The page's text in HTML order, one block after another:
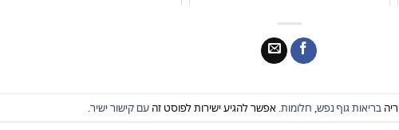
בריאות גוף נפש, חלומות. אפשר להגיע ישירות לפוסט זה עם קישור ישיר.